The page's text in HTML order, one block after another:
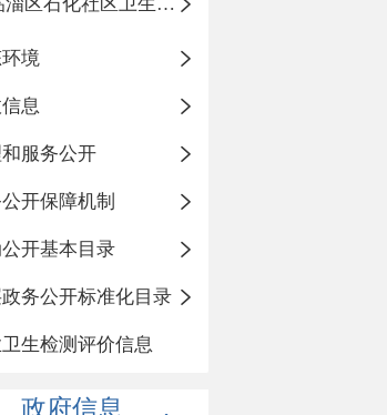
境
息
服务公开
开保障机制
开基本目录
务公开标准化目录
生检测评价信息
政府信息